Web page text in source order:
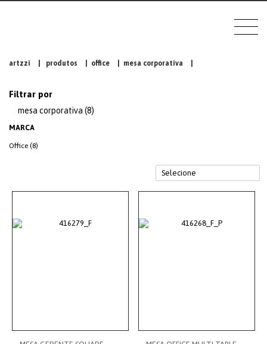
artzzi produtos office mesa corporativa
Filtrar por
mesa corporativa (8)
MARCA
Office (8)